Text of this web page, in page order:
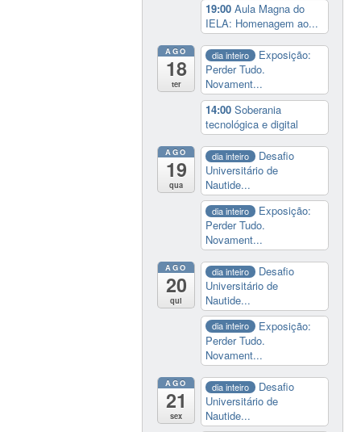
19:00Aula Magna do
IELA: Homenagem ao...
AGO
18
ter
dia inteiro
Exposição:
Perder Tudo.
Novament...
14:00Soberania
tecnológica e digital
AGO
19
qua
dia inteiro
Desafio
Universitário de
Nautide...
dia inteiro
Exposição:
Perder Tudo.
Novament...
AGO
20
qui
dia inteiro
Desafio
Universitário de
Nautide...
dia inteiro
Exposição:
Perder Tudo.
Novament...
AGO
21
sex
dia inteiro
Desafio
Universitário de
Nautide...